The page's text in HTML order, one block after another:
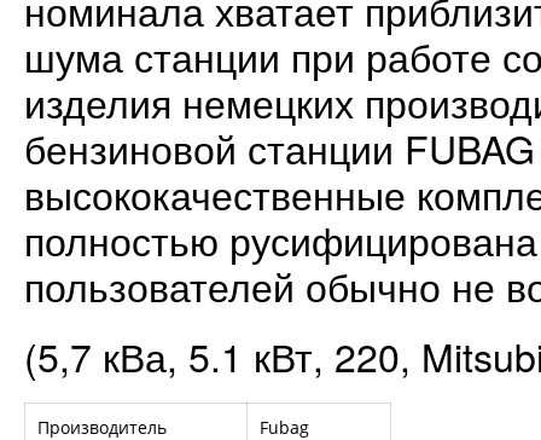
шума станции при работе
изделия немецких
бензиновой станции
высококачественные
полностью
пользователей обычно не
(5,7 кВа, 5.1 кВт, 220,
Производитель Fubag